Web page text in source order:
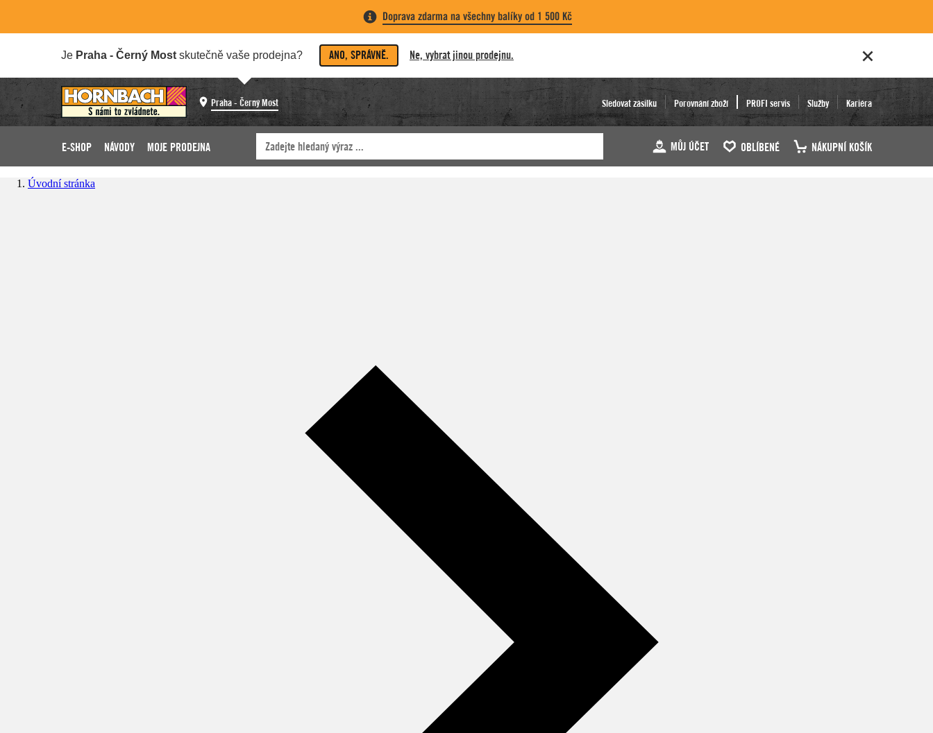
Doprava zdarma na všechny balíky od 1 500 Kč
Je Praha - Černý Most skutečně vaše prodejna? ANO, SPRÁVNĚ. Ne, vybrat jinou prodejnu.
Praha - Černý Most Sledovat zásilku Porovnání zboží PROFI servis Služby Kariéra
E-SHOP NÁVODY MOJE PRODEJNA MŮJ ÚČET OBLÍBENÉ NÁKUPNÍ KOŠÍK
Úvodní stránka